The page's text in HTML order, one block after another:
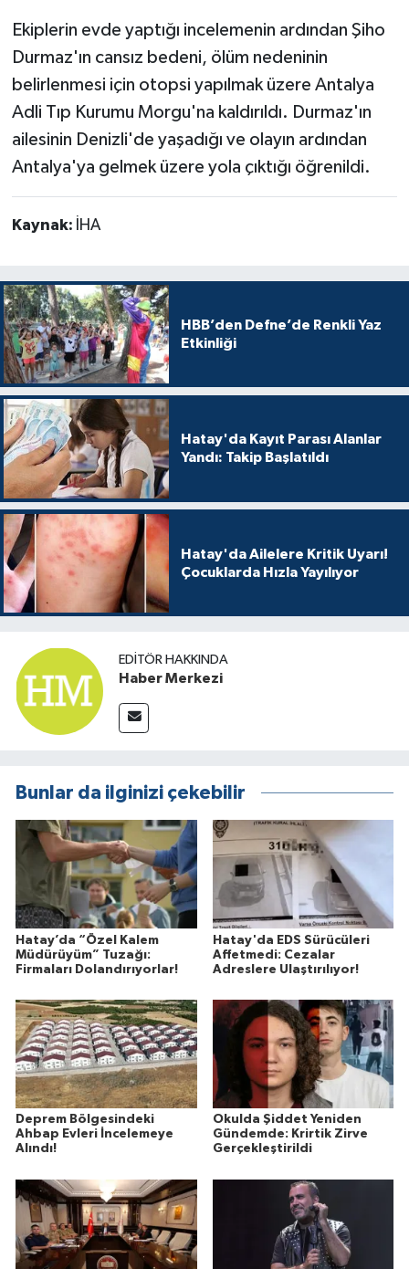
Ekiplerin evde yaptığı incelemenin ardından Şiho
Durmaz'ın cansız bedeni, ölüm nedeninin
belirlenmesi için otopsi yapılmak üzere Antalya
Adli Tıp Kurumu Morgu'na kaldırıldı. Durmaz'ın
ailesinin Denizli'de yaşadığı ve olayın ardından
Antalya'ya gelmek üzere yola çıktığı öğrenildi.
Kaynak: İHA
HBB’den Defne’de Renkli Yaz
Etkinliği
Hatay'da Kayıt Parası Alanlar
Yandı: Takip Başlatıldı
Hatay'da Ailelere Kritik Uyarı!
Çocuklarda Hızla Yayılıyor
EDITÖR HAKKINDA
Haber Merkezi
Bunlar da ilginizi çekebilir
Hatay’da “Özel Kalem
Müdürüyüm” Tuzağı:
Firmaları Dolandırıyorlar!
Hatay'da EDS Sürücüleri
Affetmedi: Cezalar
Adreslere Ulaştırılıyor!
Deprem Bölgesindeki
Ahbap Evleri İncelemeye
Alındı!
Okulda Şiddet Yeniden
Gündemde: Krirtik Zirve
Gerçekleştirildi